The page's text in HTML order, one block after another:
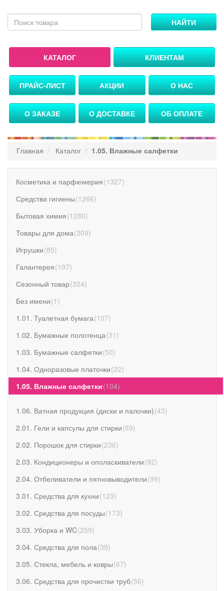
НАЙТИ
КАТАЛОГ КЛИЕНТАМ
ПРАЙС-ЛИСТ АКЦИИ О НАС
О ЗАКАЗЕ О ДОСТАВКЕ ОБ ОПЛАТЕ
Главная Каталог 1.05. Влажные салфетки
Косметика и парфюмерия(1327)
Средства гигиены(1266)
Бытовая химия(1280)
Товары для дома(309)
Игрушки(85)
Галантерея(197)
Сезонный товар(324)
Без имени(1 )
1.01. Туалетная бумага(107)
1.02. Бумажные полотенца(31 )
1.03. Бумажные салфетки(50)
1.04. Одноразовые платочки(22)
1.05. Влажные салфетки(104)
1.06. Ватная продукция (диски и палочки)(43)
2.01. Гели и капсулы для стирки(89)
2.02. Порошок для стирки(236)
2.03. Кондиционеры и ополаскиватели(92)
2.04. Отбеливатели и пятновыводители(99)
3.01. Средства для кухни(123)
3.02. Средства для посуды(173)
3.03. Уборка и WC(259)
3.04. Средства для пола(39)
3.05. Стекла, мебель и ковры(67)
3.06. Средства для прочистки труб(56)